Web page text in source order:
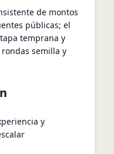
de montos
públicas; el
temprana y
semilla y
y